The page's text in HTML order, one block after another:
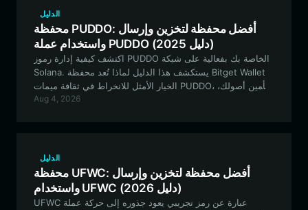
الدليل
محفظة PUDDO: أفضل محفظة لتخزين وإرسال
واستخدام عملة PUDDO (دليل 2025)
اكتشف كيفية إدارة رموز PUDDO الخاصة بك بفعالية على شبكة
Solana. يستكشف هذا الدليل لماذا تُعد محفظة Bitget Wallet
الخيار الأمثل للانخراط في ثقافة ميمات PUDDO، وتأمين أصولك،
Aug 4, 2026
الدليل
محفظة UFWC: أفضل محفظة لتخزين وإرسال
واستخدام UFWC (دليل 2026)
UFWC عبارة عن رمز تجريبي يعود جذوره إلى حركة عملة